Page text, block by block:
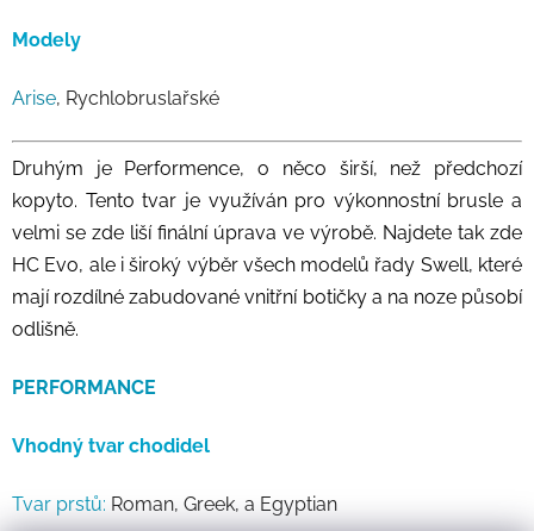
Modely
Arise, Rychlobruslařské
Druhým je Performence, o něco širší, než předchozí
kopyto. Tento tvar je využíván pro výkonnostní brusle a
velmi se zde liší finální úprava ve výrobě. Najdete tak zde
HC Evo, ale i široký výběr všech modelů řady Swell, které
mají rozdílné zabudované vnitřní botičky a na noze působí
odlišně.
PERFORMANCE
Vhodný tvar chodidel
Tvar prstů: Roman, Greek, a Egyptian